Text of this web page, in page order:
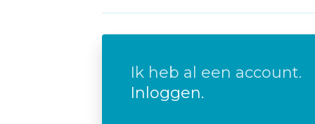
Ik heb al een account.
Inloggen.